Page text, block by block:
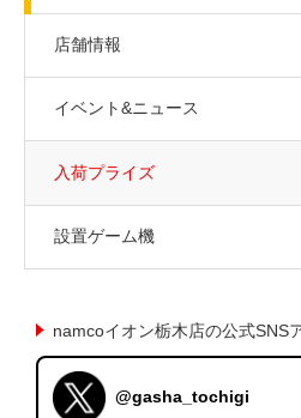
店舗情報
イベント&ニュース
入荷プライズ
設置ゲーム機
namcoイオン栃木店の公式SNS
@gasha_tochigi